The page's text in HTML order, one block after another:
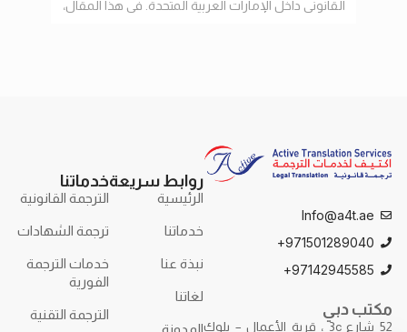
القانوني داخل الإمارات العربية المتحدة. في هذا المقال،
Info@a4t.ae
971501289040+
97142945585+
مكتب دبي
52 شارع 3c ، قرية الأعمال – بلوك
روابط سريعة
الرئيسية
خدماتنا
نبذة عنا
لغاتنا
خدماتنا
الترجمة القانونية
ترجمة الشهادات
خدمات الترجمة
الفورية
الترجمة التقنية